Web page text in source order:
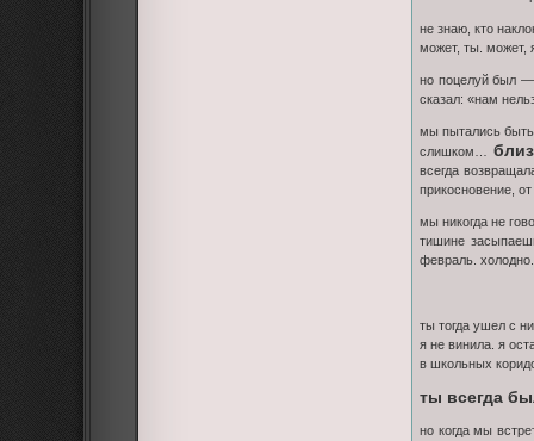
не знаю, кто
может, ты. может,
но поцелуй был
сказал: «нам
мы пытались
слишком…
всегда
прикосновение,
мы никогда не
тишине
февраль.
ты тогда ушел с
я не винила. я
в школьных
ты всегда
но когда мы